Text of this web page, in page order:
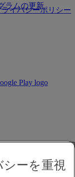
ラムの更新
ライバシーポリシー
ーを重視